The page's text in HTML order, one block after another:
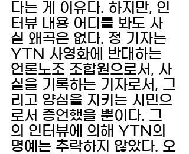
다는 게 이유다. 하지만, 인
터뷰 내용 어디를 봐도 사
실 왜곡은 없다. 정 기자는
YTN 사영화에 반대하는
언론노조 조합원으로서, 사
실을 기록하는 기자로서, 그
리고 양심을 지키는 시민으
로서 증언했을 뿐이다. 그
의 인터뷰에 의해 YTN의
명예는 추락하지 않았다. 오